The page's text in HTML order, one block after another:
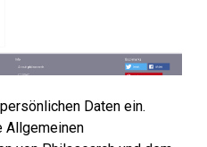
Daten ein.
Allgemeinen